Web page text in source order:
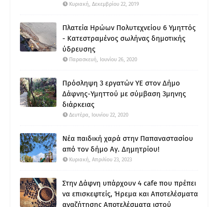
Κυριακή, Δεκεμβρίου 22, 2019
Πλατεία Ηρώων Πολυτεχνείου 6 Υμηττός
- Κατεστραμένος σωλήνας δημοτικής
ύδρευσης
Παρασκευή, Ιουνίου 26, 2020
Πρόσληψη 3 εργατών ΥΕ στον Δήμο
Δάφνης-Υμηττού με σύμβαση 3μηνης
διάρκειας
Δευτέρα, Ιουνίου 22, 2020
Νέα παιδική χαρά στην Παπαναστασίου
από τον δήμο Αγ. Δημητρίου!
Κυριακή, Απριλίου 23, 2023
Στην Δάφνη υπάρχουν 4 cafe που πρέπει
να επισκεφτείς, Ήρεμα και Αποτελέσματα
αναζήτησης Αποτελέσματα ιστού